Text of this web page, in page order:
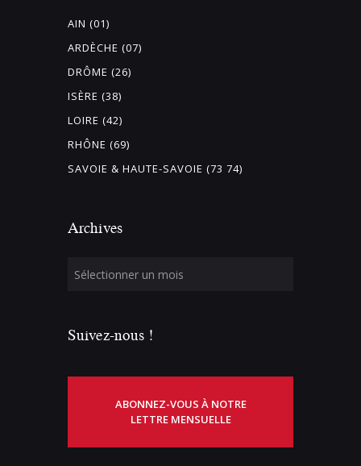
AIN (01)
ARDÈCHE (07)
DRÔME (26)
ISÈRE (38)
LOIRE (42)
RHÔNE (69)
SAVOIE & HAUTE-SAVOIE (73 74)
Archives
Suivez-nous !
ABONNEZ-VOUS À NOTRE
LETTRE MENSUELLE